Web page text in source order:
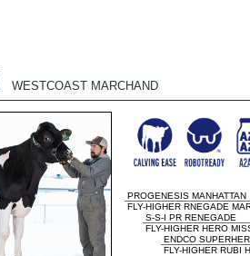
WESTCOAST MARCHAND
PROGENESIS MANHATTAN
FLY-HIGHER RNEGADE
S-S-I PR RENEGADE
FLY-HIGHER HERO
ENDCO
FLY-HIGHER RUBI